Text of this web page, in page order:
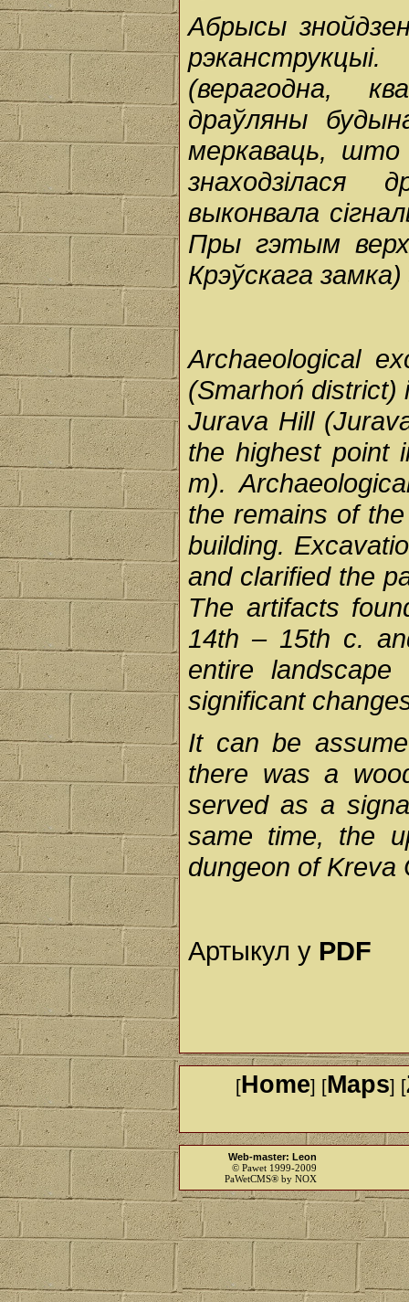
Абрысы
(верагодна,
драўляны
меркаваць,
знаходзілася
выконвала
Пры гэтым
Крэўскага
Archaeological
(Smarhoń district)
Jurava Hill
the highest point
m).
the remains of
building.
and clarified the
The artifacts
14th – 15th c.
entire
significant
It can be
there was a
served as a
same time, the
dungeon of Kreva
Артыкул у PDF
[Home] [Maps] [
Web-master: Leon
© Pawet 1999-2009
PaWetCMS® by NOX